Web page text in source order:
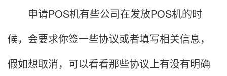
申请POS机有些公司在发放POS机的时
候，会要求你签一些协议或者填写相关信息，
假如想取消，可以看看那些协议上有没有明确